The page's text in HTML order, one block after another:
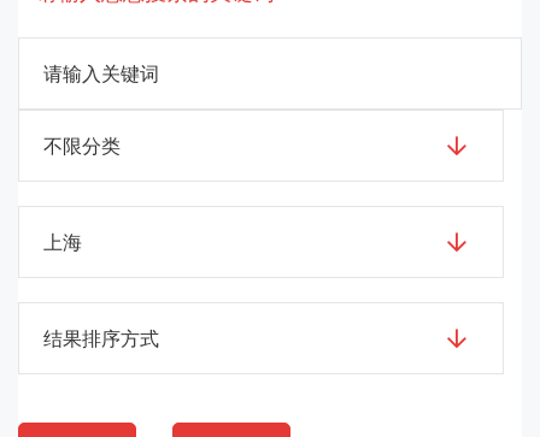
不限分类
上海
结果排序方式